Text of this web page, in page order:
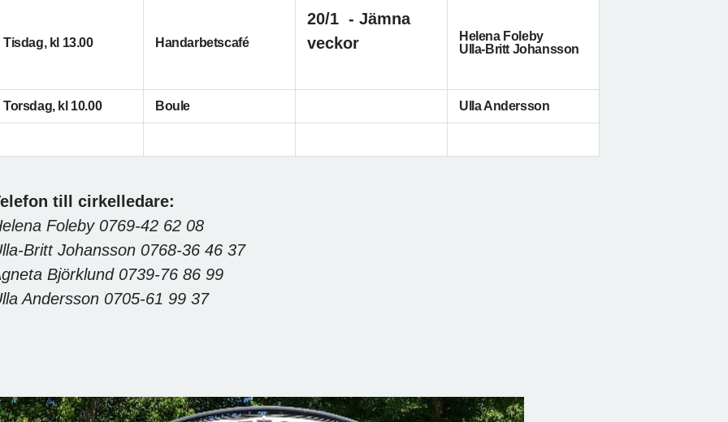
Tisdag, kl 13.00 Handarbetscafé
20/1 - Jämna
veckor
Helena Foleby
Ulla-Britt Johansson
Torsdag, kl 10.00 Boule Ulla Andersson
till cirkelledare:
Foleby 0769-42 62 08
Britt Johansson 0768-36 46 37
Björklund 0739-76 86 99
Andersson 0705-61 99 37